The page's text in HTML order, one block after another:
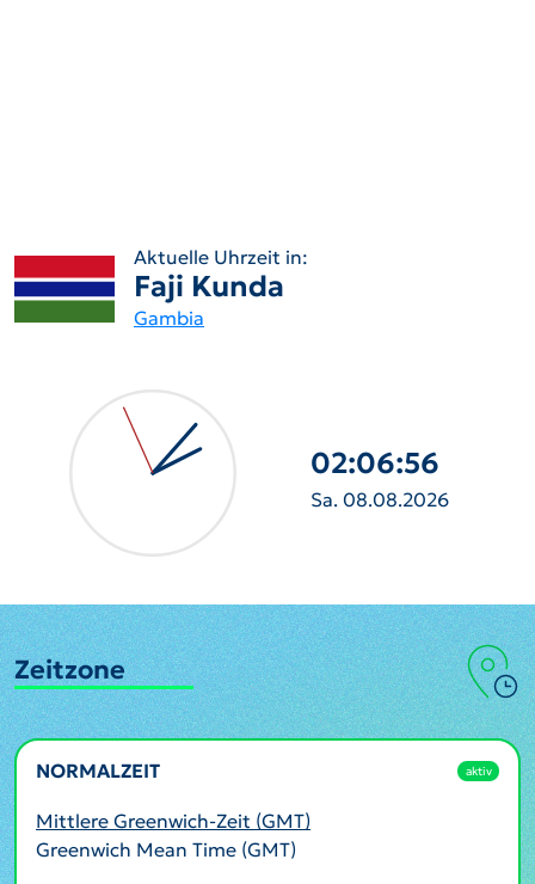
Aktuelle Uhrzeit in:
Faji Kunda
Gambia
02:06:57
Sa. 08.08.2026
Zeitzone
NORMALZEIT aktiv
Mittlere Greenwich-Zeit (GMT)
Greenwich Mean Time (GMT)